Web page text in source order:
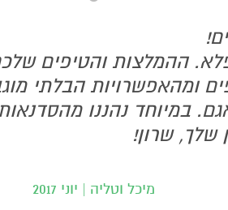
ההמלצות והטיפים
ומהאפשרויות הבלתי
במיוחד נהננו
שלך, שרון!
מיכל וטליה | יוני 2017